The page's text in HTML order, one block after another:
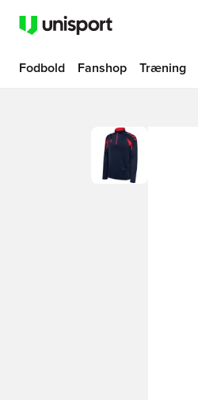
Fodbold Fanshop Træning